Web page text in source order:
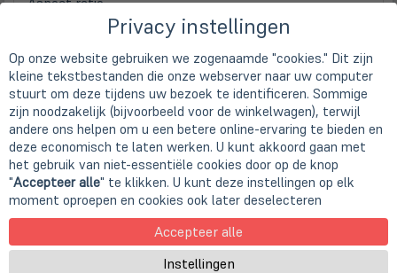
Anti-Reflection (glänzend)
Lamp type
LED backlight
Touchscreen
Multitouch
WebCam
Webcam
Integrierte HD-WebCam mit Infrarot Funktion
Main Memory
16 GB DDR4 (2x 8 GB)
Privacy instellingen
Op onze website gebruiken we zogenaamde "cookies." Dit zijn
kleine tekstbestanden die onze webserver naar uw computer
stuurt om deze tijdens uw bezoek te identificeren. Sommige
zijn noodzakelijk (bijvoorbeeld voor de winkelwagen), terwijl
andere ons helpen om u een betere online-ervaring te bieden en
deze economisch te laten werken. U kunt akkoord gaan met
het gebruik van niet-essentiële cookies door op de knop
"Accepteer alle" te klikken. U kunt deze instellingen op elk
moment oproepen en cookies ook later deselecteren
Accepteer alle
Instellingen